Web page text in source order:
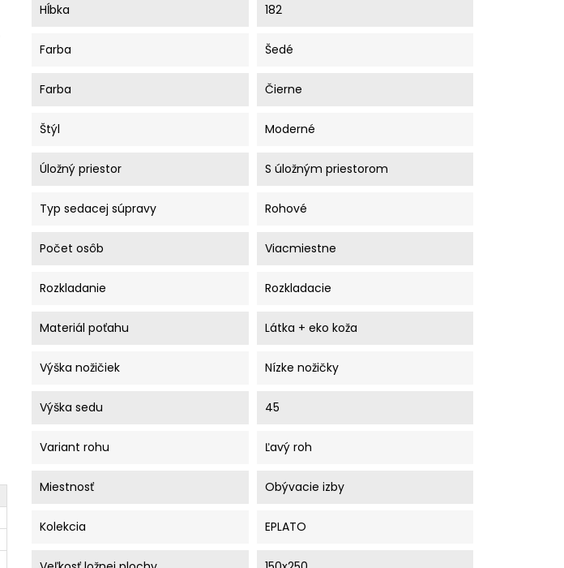
Hĺbka 182
Farba Šedé
Farba Čierne
Štýl Moderné
Úložný priestor S úložným priestorom
Typ sedacej súpravy Rohové
Počet osôb Viacmiestne
Rozkladanie Rozkladacie
Materiál poťahu Látka + eko koža
Výška nožičiek Nízke nožičky
Výška sedu 45
Variant rohu Ľavý roh
Miestnosť Obývacie izby
Kolekcia EPLATO